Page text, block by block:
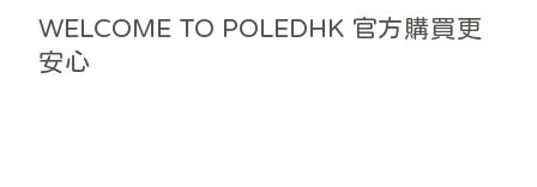
WELCOME TO POLEDHK 官方購買更
安心